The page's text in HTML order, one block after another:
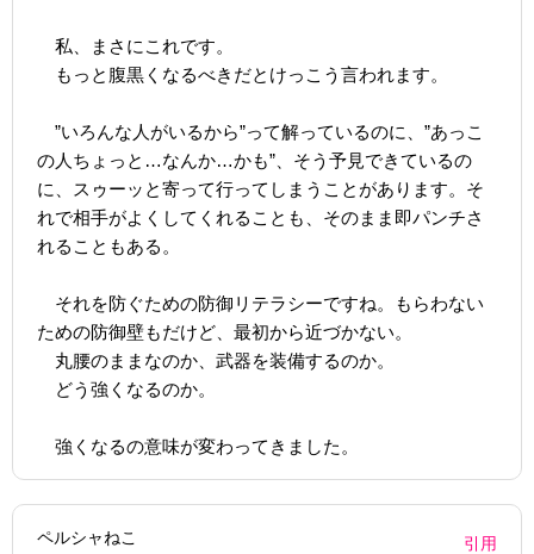
私、まさにこれです。
もっと腹黒くなるべきだとけっこう言われます。
”いろんな人がいるから”って解っているのに、”あっこ
の人ちょっと…なんか…かも”、そう予見できているの
に、スゥーッと寄って行ってしまうことがあります。そ
れで相手がよくしてくれることも、そのまま即パンチさ
れることもある。
それを防ぐための防御リテラシーですね。もらわない
ための防御壁もだけど、最初から近づかない。
丸腰のままなのか、武器を装備するのか。
どう強くなるのか。
強くなるの意味が変わってきました。
ペルシャねこ 引用